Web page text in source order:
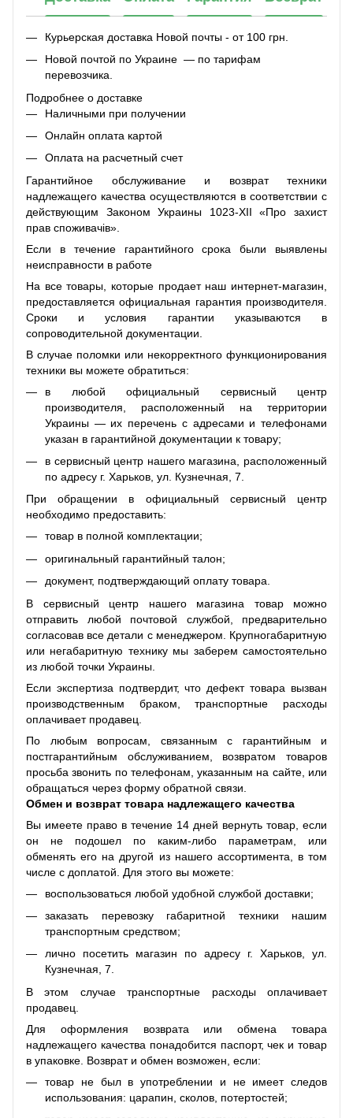
Курьерская доставка Новой почты - от 100 грн.
Новой почтой по Украине — по тарифам
перевозчика.
Подробнее о доставке
Наличными при получении
Онлайн оплата картой
Оплата на расчетный счет
Гарантийное обслуживание и возврат техники
надлежащего качества осуществляются в соответствии с
действующим Законом Украины 1023-XII «Про захист
прав споживачів».
Если в течение гарантийного срока были выявлены
неисправности в работе
На все товары, которые продает наш интернет-магазин,
предоставляется официальная гарантия производителя.
Сроки и условия гарантии указываются в
сопроводительной документации.
В случае поломки или некорректного функционирования
техники вы можете обратиться:
в любой официальный сервисный центр
производителя, расположенный на территории
Украины — их перечень с адресами и телефонами
указан в гарантийной документации к товару;
в сервисный центр нашего магазина, расположенный
по адресу г. Харьков, ул. Кузнечная, 7.
При обращении в официальный сервисный центр
необходимо предоставить:
товар в полной комплектации;
оригинальный гарантийный талон;
документ, подтверждающий оплату товара.
В сервисный центр нашего магазина товар можно
отправить любой почтовой службой, предварительно
согласовав все детали с менеджером. Крупногабаритную
или негабаритную технику мы заберем самостоятельно
из любой точки Украины.
Если экспертиза подтвердит, что дефект товара вызван
производственным браком, транспортные расходы
оплачивает продавец.
По любым вопросам, связанным с гарантийным и
постгарантийным обслуживанием, возвратом товаров
просьба звонить по телефонам, указанным на сайте, или
обращаться через форму обратной связи.
Обмен и возврат товара надлежащего качества
Вы имеете право в течение 14 дней вернуть товар, если
он не подошел по каким-либо параметрам, или
обменять его на другой из нашего ассортимента, в том
числе с доплатой. Для этого вы можете:
воспользоваться любой удобной службой доставки;
заказать перевозку габаритной техники нашим
транспортным средством;
лично посетить магазин по адресу г. Харьков, ул.
Кузнечная, 7.
В этом случае транспортные расходы оплачивает
продавец.
Для оформления возврата или обмена товара
надлежащего качества понадобится паспорт, чек и товар
в упаковке. Возврат и обмен возможен, если:
товар не был в употреблении и не имеет следов
использования: царапин, сколов, потертостей;